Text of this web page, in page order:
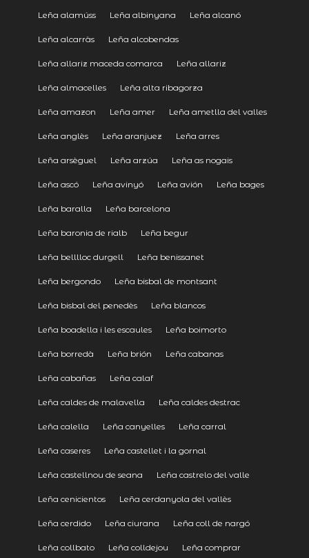
Leña alamúss Leña albinyana Leña alcanó
Leña alcarràs Leña alcobendas
Leña allariz maceda comarca Leña allariz
Leña almacelles Leña alta ribagorza
Leña amazon Leña amer Leña ametlla del valles
Leña anglès Leña aranjuez Leña arres
Leña arsèguel Leña arzúa Leña as nogais
Leña ascó Leña avinyó Leña avión Leña bages
Leña baralla Leña barcelona
Leña baronia de rialb Leña begur
Leña belllloc durgell Leña benissanet
Leña bergondo Leña bisbal de montsant
Leña bisbal del penedès Leña blancos
Leña boadella i les escaules Leña boimorto
Leña borredà Leña brión Leña cabanas
Leña cabañas Leña calaf
Leña caldes de malavella Leña caldes destrac
Leña calella Leña canyelles Leña carral
Leña caseres Leña castellet i la gornal
Leña castellnou de seana Leña castrelo del valle
Leña cenicientos Leña cerdanyola del vallès
Leña cerdido Leña ciurana Leña coll de nargó
Leña collbato Leña colldejou Leña comprar